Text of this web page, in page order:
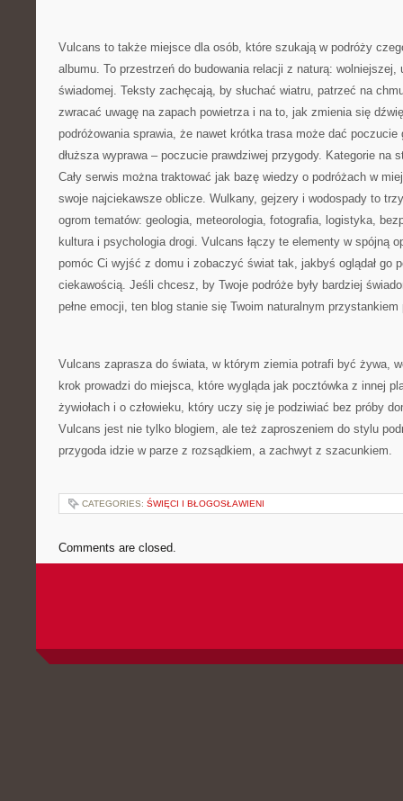
Vulcans to także miejsce dla osób, które szukają w podróży
albumu. To przestrzeń do budowania relacji z naturą: wolniejszej,
świadomej. Teksty zachęcają, by słuchać wiatru, patrzeć na
zwracać uwagę na zapach powietrza i na to, jak zmienia się
podróżowania sprawia, że nawet krótka trasa może dać poczucie
dłuższa wyprawa – poczucie prawdziwej przygody. Kategorie na
Cały serwis można traktować jak bazę wiedzy o podróżach w
swoje najciekawsze oblicze. Wulkany, gejzery i wodospady to
ogrom tematów: geologia, meteorologia, fotografia, logistyka,
kultura i psychologia drogi. Vulcans łączy te elementy w spójną
pomóc Ci wyjść z domu i zobaczyć świat tak, jakbyś oglądał go
ciekawością. Jeśli chcesz, by Twoje podróże były bardziej
pełne emocji, ten blog stanie się Twoim naturalnym
Vulcans zaprasza do świata, w którym ziemia potrafi być żywa,
krok prowadzi do miejsca, które wygląda jak pocztówka z innej
żywiołach i o człowieku, który uczy się je podziwiać bez próby
Vulcans jest nie tylko blogiem, ale też zaproszeniem do stylu
przygoda idzie w parze z rozsądkiem, a zachwyt z szacunkiem.
CATEGORIES: ŚWIĘCI I BŁOGOSŁAWIENI
Comments are closed.